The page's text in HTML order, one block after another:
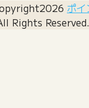
ポ
Rights Reserved.